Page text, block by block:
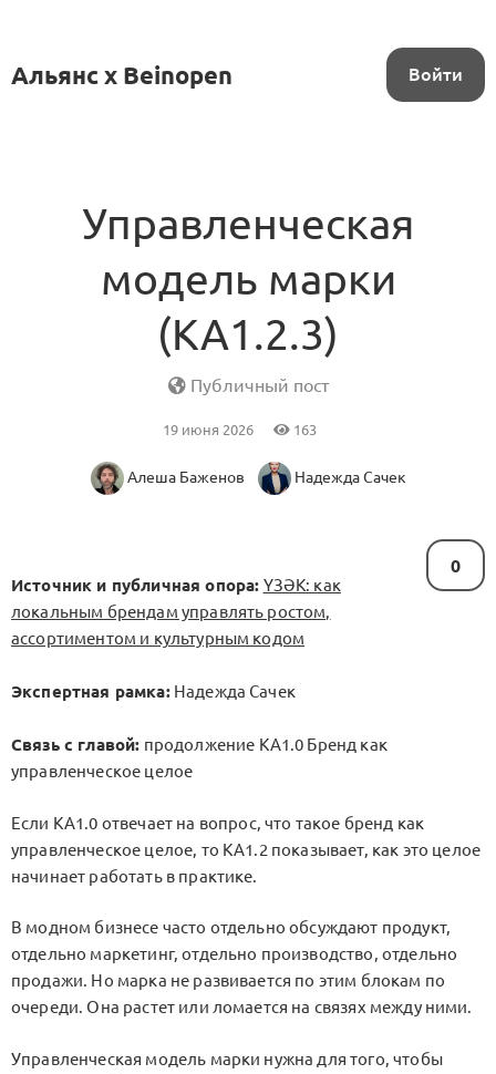
Альянс x Beinopen Войти
Управленческая
модель марки
(KA1.2.3)
Публичный пост
19 июня 2026 163
Алеша Баженов Надежда Сачек
0
Источник и публичная опора: ҮЗӘК: как
локальным брендам управлять ростом,
ассортиментом и культурным кодом
Экспертная рамка:Надежда Сачек
Связь с главой: продолжение KA1.0 Бренд как
управленческое целое
Если KA1.0 отвечает на вопрос, что такое бренд как
управленческое целое, то KA1.2 показывает, как это целое
начинает работать в практике.
В модном бизнесе часто отдельно обсуждают продукт,
отдельно маркетинг, отдельно производство, отдельно
продажи. Но марка не развивается по этим блокам по
очереди. Она растет или ломается на связях между ними.
Управленческая модель марки нужна для того, чтобы